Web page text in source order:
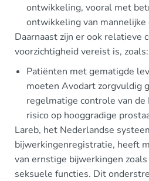
ontwikkeling, vooral met
ontwikkeling van mannelijke
Daarnaast zijn er ook relatieve
voorzichtigheid vereist is, zoals:
Patiënten met gematigde
moeten Avodart zorgvuldig
regelmatige controle van
risico op hooggradige
Lareb, het Nederlandse
bijwerkingenregistratie, heeft
van ernstige bijwerkingen
seksuele functies. Dit